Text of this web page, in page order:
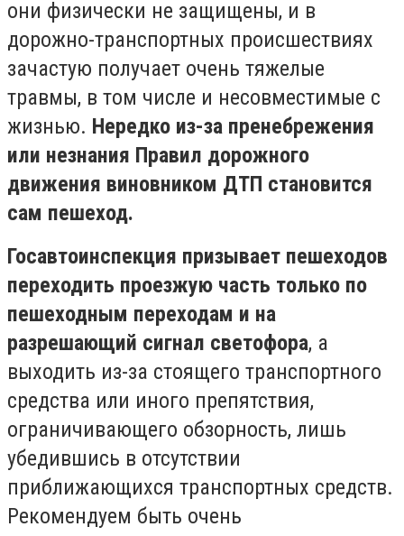
они физически не защищены, и в
дорожно-транспортных происшествиях
зачастую получает очень тяжелые
травмы, в том числе и несовместимые с
жизнью. Нередко из-за пренебрежения
или незнания Правил дорожного
движения виновником ДТП становится
сам пешеход.
Госавтоинспекция призывает пешеходов
переходить проезжую часть только по
пешеходным переходам и на
разрешающий сигнал светофора, а
выходить из-за стоящего транспортного
средства или иного препятствия,
ограничивающего обзорность, лишь
убедившись в отсутствии
приближающихся транспортных средств.
Рекомендуем быть очень